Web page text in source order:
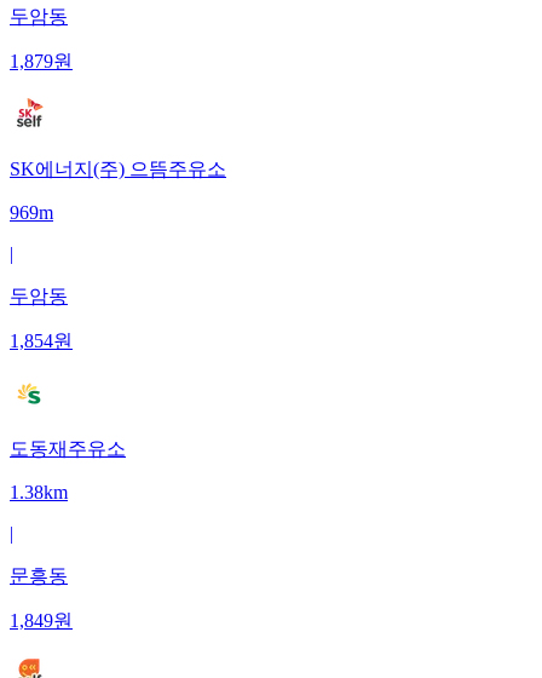
두암동
1,879원
SK에너지(주) 으뜸주유소
969m
|
두암동
1,854원
도동재주유소
1.38km
|
문흥동
1,849원